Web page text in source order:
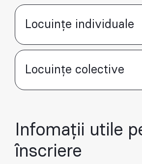
Locuințe individuale
Locuințe colective
Infomații utile
înscriere